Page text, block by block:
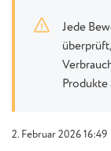
Jede
2. Februar 2026 16:49